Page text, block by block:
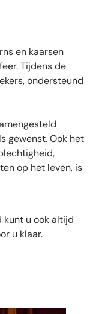
en kaarsen
Tijdens de
ondersteund
gewenst. Ook het
op het leven, is
kunt u ook altijd
u klaar.